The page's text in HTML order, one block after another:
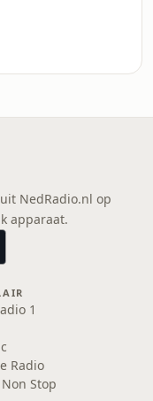
NedRadio.nl op
apparaat.
1
Radio
Stop